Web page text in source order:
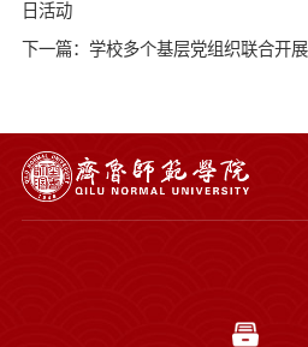
日活动
下一篇：学校多个基层党组织联合开